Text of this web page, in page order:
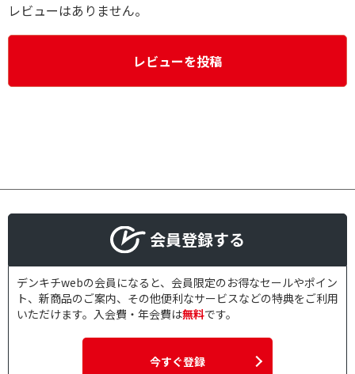
レビューはありません。
レビューを投稿
会員登録する
デンキチwebの会員になると、会員限定のお得なセールやポイン
ト、新商品のご案内、その他便利なサービスなどの特典をご利用
いただけます。入会費・年会費は無料です。
今すぐ登録